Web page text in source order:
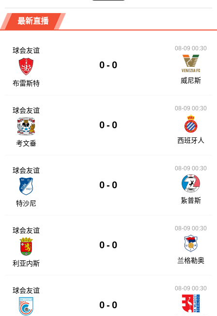
最新直播
球会友谊
布雷斯特
0 - 0
08-09 00:30
威尼斯
球会友谊
考文垂
0 - 0
08-09 00:30
西班牙人
球会友谊
特沙尼
0 - 0
08-09 00:30
紥普斯
球会友谊
利亚内斯
0 - 0
08-09 00:30
兰格勒奥
球会友谊
0 - 0
08-09 00:30